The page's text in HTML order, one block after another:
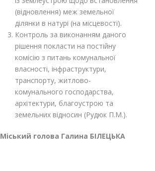
(відновлення) меж земельної
ділянки в натурі (на місцевості).
Контроль за виконанням даного
рішення покласти на постійну
комісію з питань комунальної
власності, інфраструктури,
транспорту, житлово-
комунального господарства,
архітектури, благоустрою та
земельних відносин (Рудюк П.М.).
Міський голова Галина БІЛЕЦЬКА